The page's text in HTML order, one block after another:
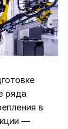
ряда
в
—